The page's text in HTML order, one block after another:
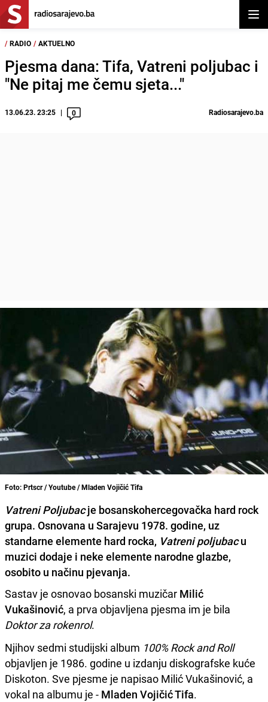
/ RADIO / AKTUELNO
Pjesma dana: Tifa, Vatreni poljubac i
"Ne pitaj me čemu sjeta..."
13.06.23. 23:25 0 Radiosarajevo.ba
Foto: Prtscr / Youtube / Mladen Vojičić Tifa
Vatreni Poljubacje bosanskohercegovačka hard rock
grupa. Osnovana u Sarajevu 1978. godine, uz
standarne elemente hard rocka, Vatreni poljubacu
muzici dodaje i neke elemente narodne glazbe,
osobito u načinu pjevanja.
Sastav je osnovao bosanski muzičar Milić
Vukašinović, a prva objavljena pjesma im je bila
Doktor za rokenrol.
Njihov sedmi studijski album 100% Rock and Roll
objavljen je 1986. godine u izdanju diskografske kuće
Diskoton. Sve pjesme je napisao Milić Vukašinović, a
vokal na albumu je - Mladen Vojičić Tifa.